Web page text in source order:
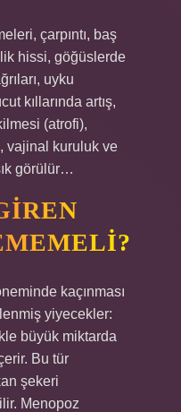
çarpıntı, baş
hissi, göğüslerde
uyku
kıllarında artış,
(atrofi),
vajinal kuruluk ve
görülür…
kaçınması
yiyecekler:
büyük miktarda
Bu tür
şekeri
Menopoz